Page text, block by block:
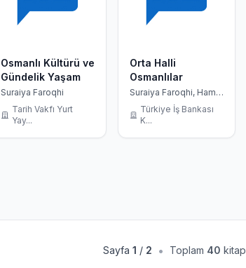
Osmanlı Kültürü ve
Gündelik Yaşam
Suraiya Faroqhi
Tarih Vakfı Yurt
Yay...
Orta Halli
Osmanlılar
Suraiya Faroqhi, Hamit
Çalışkan
Türkiye İş Bankası
K...
Sayfa 1 / 2 • Toplam 40 kitap